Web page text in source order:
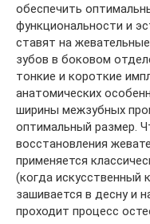
обеспечить
функциональности и
ставят на
зубов в боковом
тонкие и короткие
анатомических
ширины межзубных
оптимальный размер.
восстановления
применяется
(когда искусственный
зашивается в десну и
проходит процесс